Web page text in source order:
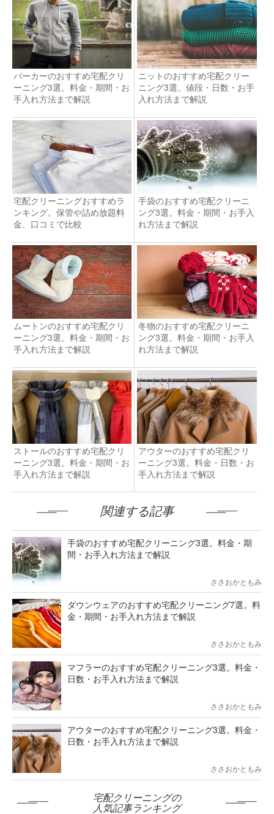
パーカーのおすすめ宅配クリ
ーニング3選。料金・期間・お
手入れ方法まで解説
ニットのおすすめ宅配クリー
ニング3選。値段・日数・お手
入れ方法まで解説
宅配クリーニングおすすめラ
ンキング。保管や詰め放題料
金、口コミで比較
手袋のおすすめ宅配クリーニ
ング3選。料金・期間・お手入
れ方法まで解説
ムートンのおすすめ宅配クリ
ーニング3選。料金・期間・お
手入れ方法まで解説
冬物のおすすめ宅配クリーニ
ング3選。料金・期間・お手入
れ方法まで解説
ストールのおすすめ宅配クリ
ーニング3選。料金・期間・お
手入れ方法まで解説
アウターのおすすめ宅配クリ
ーニング3選。料金・日数・お
手入れ方法まで解説
関連する記事
手袋のおすすめ宅配クリーニング3選。料金・期
間・お手入れ方法まで解説
ささおかともみ
ダウンウェアのおすすめ宅配クリーニング7選。料
金・期間・お手入れ方法まで解説
ささおかともみ
マフラーのおすすめ宅配クリーニング3選。料金・
日数・お手入れ方法まで解説
ささおかともみ
アウターのおすすめ宅配クリーニング3選。料金・
日数・お手入れ方法まで解説
ささおかともみ
宅配クリーニングの
人気記事ランキング